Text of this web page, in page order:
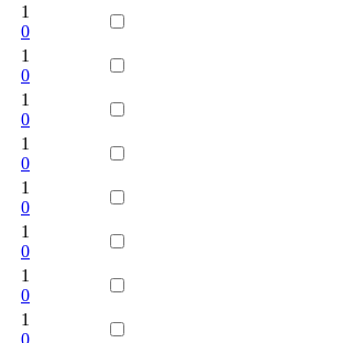
1
0
1
0
1
0
1
0
1
0
1
0
1
0
1
0